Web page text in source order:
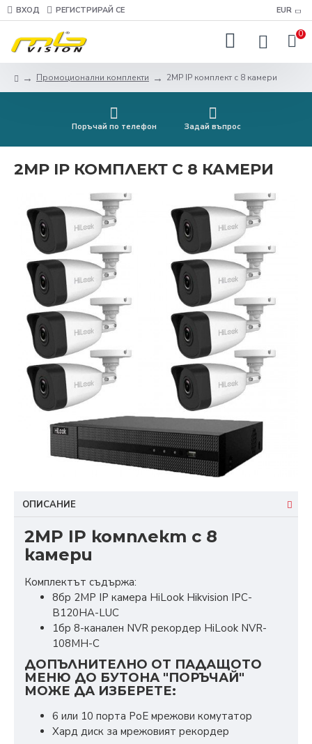
ВХОД РЕГИСТРИРАЙ СЕ EUR
0
Промоционални комплекти 2MP IP комплект с 8 камери
Поръчай по телефон Задай въпрос
2MP IP КОМПЛЕКТ С 8 КАМЕРИ
ОПИСАНИЕ
2MP IP комплект с 8
камери
Комплектът съдържа:
8бр 2MP IP камера HiLook Hikvision IPC-
B120HA-LUC
1бр 8-канален NVR рекордер HiLook NVR-
108MH-C
ДОПЪЛНИТЕЛНО ОТ ПАДАЩОТО
МЕНЮ ДО БУТОНА "ПОРЪЧАЙ"
МОЖЕ ДА ИЗБЕРЕТЕ:
6 или 10 порта PoE мрежови комутатор
Хард диск за мрежовият рекордер